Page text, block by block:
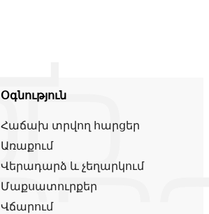
Օգնություն
Հաճախ տրվող հարցեր
Առաքում
Վերադարձ և չեղարկում
Մաքսատուրքեր
Վճարում